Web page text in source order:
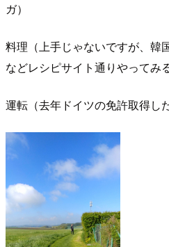
ガ）
料理（上手じゃないですが、韓
などレシピサイト通りやってみる
運転（去年ドイツの免許取得し